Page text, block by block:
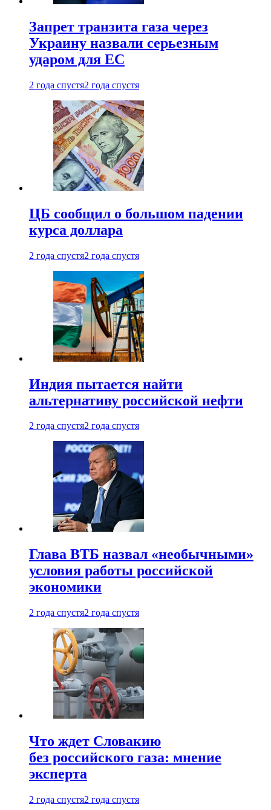
Запрет транзита газа через
Украину назвали серьезным
ударом для ЕС
2 года спустя2 года спустя
ЦБ сообщил о большом падении
курса доллара
2 года спустя2 года спустя
Индия пытается найти
альтернативу российской нефти
2 года спустя2 года спустя
Глава ВТБ назвал «необычными»
условия работы российской
экономики
2 года спустя2 года спустя
Что ждет Словакию
без российского газа: мнение
эксперта
2 года спустя2 года спустя